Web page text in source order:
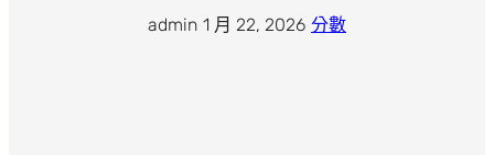
admin 1 月 22, 2026 分數